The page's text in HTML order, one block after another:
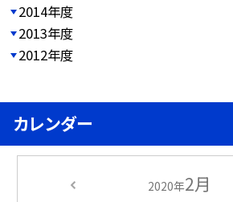
2014年度
2013年度
2012年度
カレンダー
2020年2月